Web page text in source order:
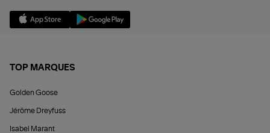
TOP MARQUES
Golden Goose
Jérôme Dreyfuss
Isabel Marant